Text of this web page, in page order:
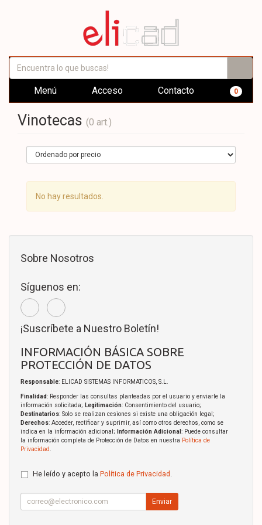
Menú Acceso Contacto 0
Vinotecas (0 art.)
No hay resultados.
Sobre Nosotros
Síguenos en:
¡Suscríbete a Nuestro Boletín!
INFORMACIÓN BÁSICA SOBRE
PROTECCIÓN DE DATOS
Responsable: ELICAD SISTEMAS INFORMATICOS, S.L.
Finalidad: Responder las consultas planteadas por el usuario y enviarle la
información solicitada; Legitimación: Consentimiento del usuario;
Destinatarios: Solo se realizan cesiones si existe una obligación legal;
Derechos: Acceder, rectificar y suprimir, así como otros derechos, como se
indica en la información adicional;
Información Adicional : Puede consultar
la información completa de Protección de Datos en nuestra Política de
Privacidad
He leído y acepto la Política de Privacidad .
Enviar